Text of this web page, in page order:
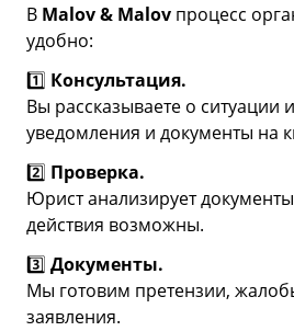
В Malov & Malov процесс
удобно:
1️⃣ Консультация.
Вы рассказываете о ситуации
уведомления и документы на
2️⃣ Проверка.
Юрист анализирует
действия возможны.
3️⃣ Документы.
Мы готовим претензии,
заявления.